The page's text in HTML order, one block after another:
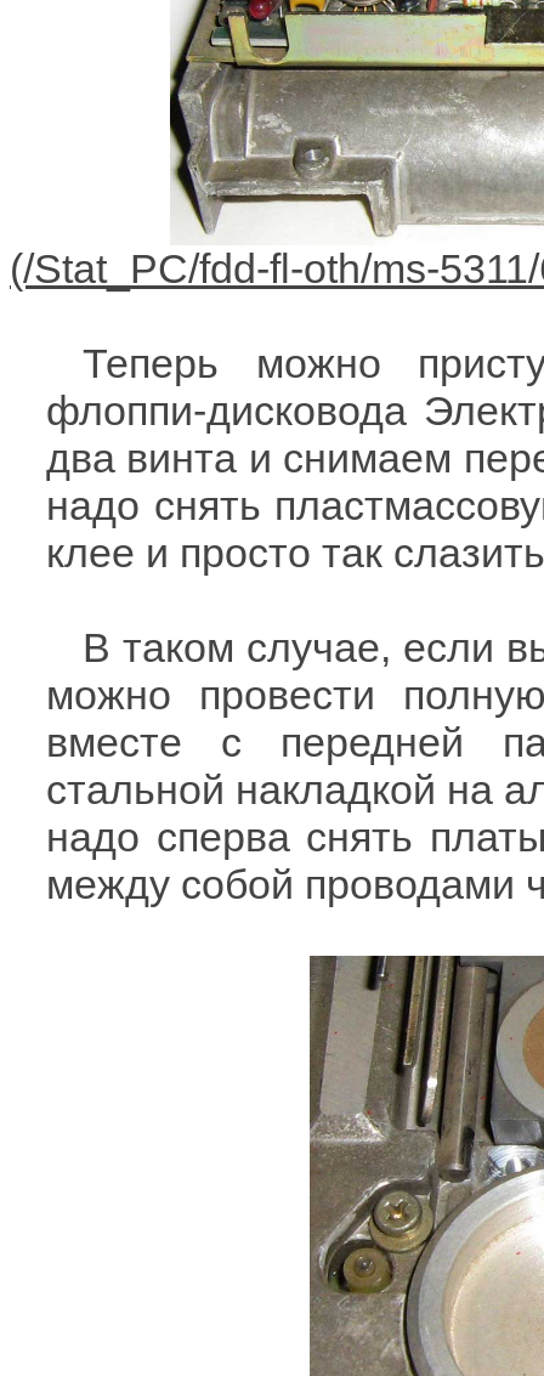
Теперь можно
флоппи-дисковода
два винта и снимаем
надо снять
клее и просто так
В таком случае, если
можно провести
вместе с передней
стальной накладкой на
надо сперва снять
между собой проводами